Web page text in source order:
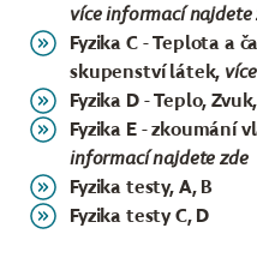
více informací najdete
Fyzika C - Teplota a
skupenství látek,
Fyzika D - Teplo, Zvuk,
Fyzika E - zkoumání
informací najdetezde
Fyzika testy, A, B
Fyzika testy C, D